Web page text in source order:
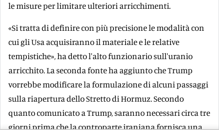
le misure per limitare ulteriori arricchimenti.
«Si tratta di definire con più precisione le modalità con
cui gli Usa acquisiranno il materiale e le relative
tempistiche», ha detto l'alto funzionario sull'uranio
arricchito. La seconda fonte ha aggiunto che Trump
vorrebbe modificare la formulazione di alcuni passaggi
sulla riapertura dello Stretto di Hormuz. Secondo
quanto comunicato a Trump, saranno necessari circa tre
giorni prima che la controparte iraniana fornisca una